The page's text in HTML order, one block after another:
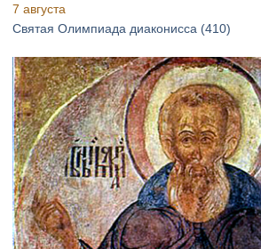
7 августа
Святая Олимпиада диаконисса (410)